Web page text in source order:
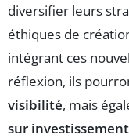
diversifier leurs
éthiques de
intégrant ces
réflexion, ils
visibilité, mais
sur investissement